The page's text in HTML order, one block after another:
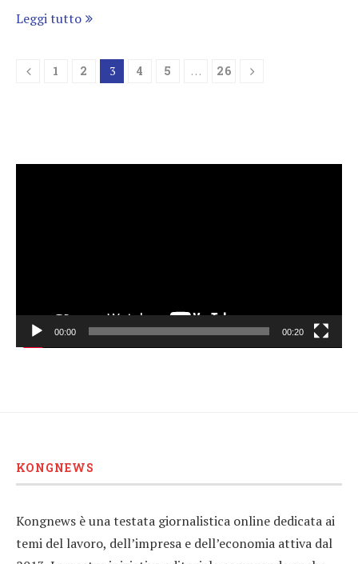
Leggi tutto
1 2 3 4 5 … 26
00:00 00:20
KONGNEWS
Kongnews è una testata giornalistica online dedicata ai
temi del lavoro, dell’impresa e dell’economia attiva dal